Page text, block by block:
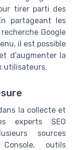
tirer parti des
partageant les
Google
il est possible
d’augmenter la
utilisateurs.
la collecte et
experts SEO
sources
outils